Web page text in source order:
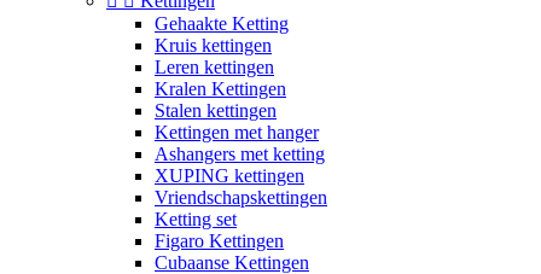
Gehaakte Ketting
Kruis kettingen
Leren kettingen
Kralen Kettingen
Stalen kettingen
Kettingen met hanger
Ashangers met ketting
XUPING kettingen
Vriendschapskettingen
Ketting set
Figaro Kettingen
Cubaanse Kettingen